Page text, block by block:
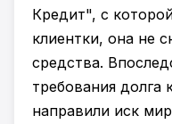
Кредит", с
клиентки, она не
средства.
требования долга
направили иск